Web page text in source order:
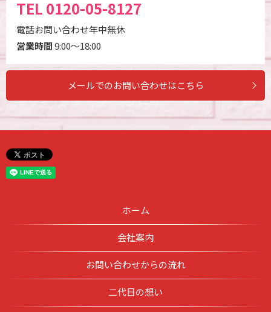
TEL 0120-05-8127
電話お問い合わせ年中無休
営業時間9:00～18:00
メールでのお問い合わせはこちら
ホーム
会社案内
お問い合わせからの流れ
二代目の想い